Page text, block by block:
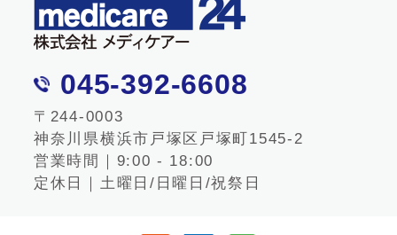
045-392-6608
〒244-0003
神奈川県横浜市戸塚区戸塚町1545-2
営業時間｜9:00 - 18:00
定休日｜土曜日/日曜日/祝祭日